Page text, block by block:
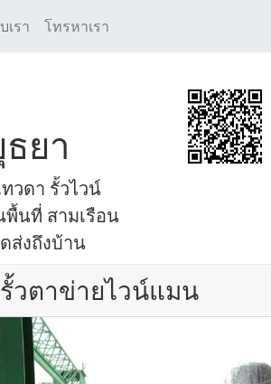
เรา โทรหาเรา
ยา
วดา รั้วไวน์
พื้นที่ สามเรือน
ส่งถึงบ้าน
รั้วตาข่ายไวน์แมน